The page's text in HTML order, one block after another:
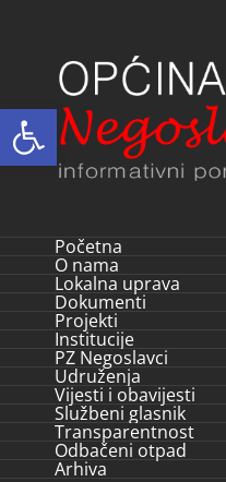
Open toolbar
Početna
O nama
Lokalna uprava
Dokumenti
Projekti
Institucije
PZ Negoslavci
Udruženja
Vijesti i obavijesti
Službeni glasnik
Transparentnost
Odbačeni otpad
Arhiva